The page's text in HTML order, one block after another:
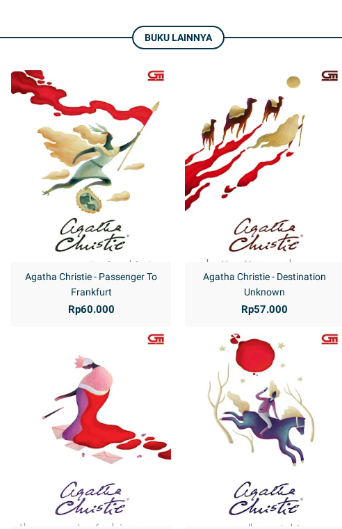
BUKU LAINNYA
Agatha Christie - Passenger To
Frankfurt
Rp60.000
Agatha Christie - Destination
Unknown
Rp57.000